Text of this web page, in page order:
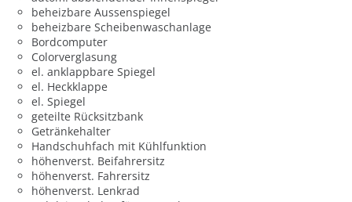
beheizbare Aussenspiegel
beheizbare Scheibenwaschanlage
Bordcomputer
Colorverglasung
el. anklappbare Spiegel
el. Heckklappe
el. Spiegel
geteilte Rücksitzbank
Getränkehalter
Handschuhfach mit Kühlfunktion
höhenverst. Beifahrersitz
höhenverst. Fahrersitz
höhenverst. Lenkrad